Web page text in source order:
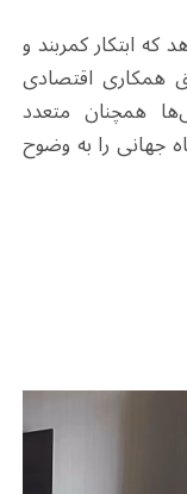
ابتکار کمربند و
همکاری اقتصادی
همچنان متعدد
جهانی را به وضوح